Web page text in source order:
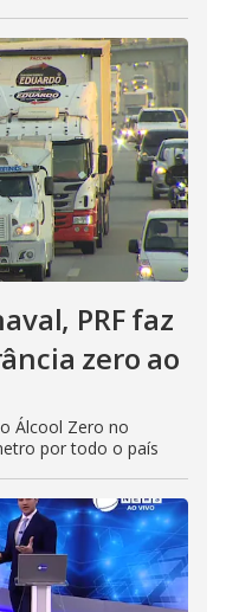
PRF faz
zero ao
Álcool Zero no
por todo o país